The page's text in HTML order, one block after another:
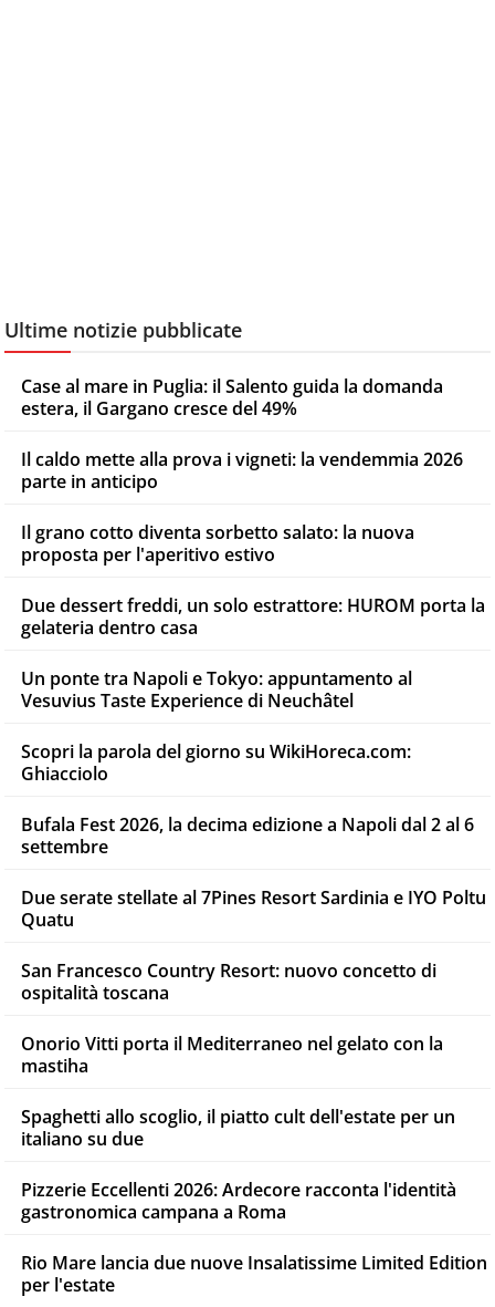
Ultime notizie pubblicate
Case al mare in Puglia: il Salento guida la domanda
estera, il Gargano cresce del 49%
Il caldo mette alla prova i vigneti: la vendemmia 2026
parte in anticipo
Il grano cotto diventa sorbetto salato: la nuova
proposta per l'aperitivo estivo
Due dessert freddi, un solo estrattore: HUROM porta la
gelateria dentro casa
Un ponte tra Napoli e Tokyo: appuntamento al
Vesuvius Taste Experience di Neuchâtel
Scopri la parola del giorno su WikiHoreca.com:
Ghiacciolo
Bufala Fest 2026, la decima edizione a Napoli dal 2 al 6
settembre
Due serate stellate al 7Pines Resort Sardinia e IYO Poltu
Quatu
San Francesco Country Resort: nuovo concetto di
ospitalità toscana
Onorio Vitti porta il Mediterraneo nel gelato con la
mastiha
Spaghetti allo scoglio, il piatto cult dell'estate per un
italiano su due
Pizzerie Eccellenti 2026: Ardecore racconta l'identità
gastronomica campana a Roma
Rio Mare lancia due nuove Insalatissime Limited Edition
per l'estate